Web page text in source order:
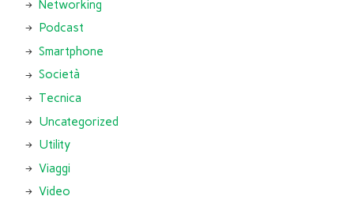
Networking
Podcast
Smartphone
Società
Tecnica
Uncategorized
Utility
Viaggi
Video